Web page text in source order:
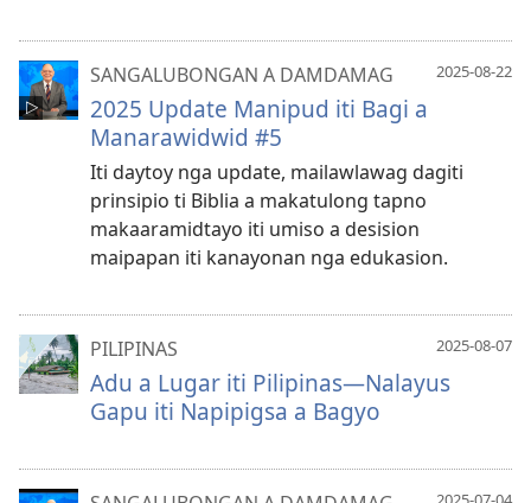
2025-08-22
SANGALUBONGAN A DAMDAMAG
2025 Update Manipud iti Bagi a
Manarawidwid #5
Iti daytoy nga update, mailawlawag dagiti
prinsipio ti Biblia a makatulong tapno
makaaramidtayo iti umiso a desision
maipapan iti kanayonan nga edukasion.
2025-08-07
PILIPINAS
Adu a Lugar iti Pilipinas—Nalayus
Gapu iti Napipigsa a Bagyo